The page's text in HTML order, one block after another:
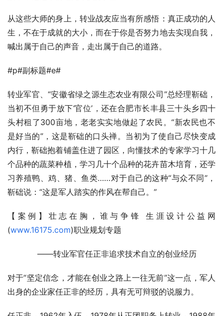
从这些大师的身上，转业战友应当有所感悟：真正成功的人
生，不在于成就的大小，而在于你是否努力地去实现自我，
喊出属于自己的声音，走出属于自己的道路。
#p#副标题#e#
转业军官、“安徽省绿之源生态农业有限公司”总经理靳础，
当初不但勇于放下‘官位’，还在合肥市长丰县三十头乡四十
头村租了300亩地，老老实实地做起了农民。“新农民也不
是好当的”，这是靳础的口头禅。当初为了使自己尽快变成
内行，靳础抱着铺盖住进了园区，向懂技术的专家学习十几
个品种的蔬菜种植，学习几十个品种的花卉苗木培育，还学
习养殖鸭、鸡、猪、鱼类……对于自己的这种“与众不同”，
靳础说：“这是军人踏实的作风在帮自己。”
【案例】壮志在胸，谁与争锋 生涯设计公益网
(www.16175.com)职业规划专题
——转业军官任正非追求技术自立的创业经历
对于“坚定信念，才能在创业之路上一往无前”这一点，军人
出身的企业家任正非的经历，具有无可辩驳的说服力。